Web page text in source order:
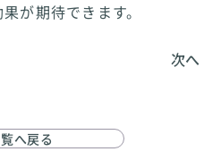
が期待できます。
次へ
へ戻る